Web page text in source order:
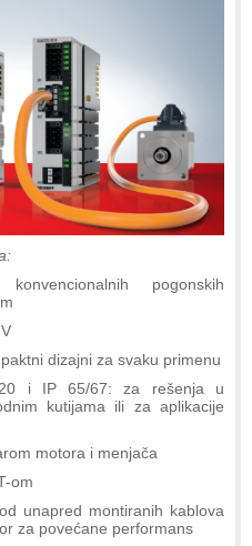
pogonskih
dizajni za svaku primenu
i IP 65/67: za rešenja u
kutijama ili za aplikacije
motora i menjača
om
unapred montiranih kablova
za povećane performans